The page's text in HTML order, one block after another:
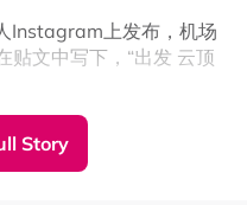
Instagram上发布，机场
贴文中写下，“出发 云顶
高已经超过172CM范玮
Story